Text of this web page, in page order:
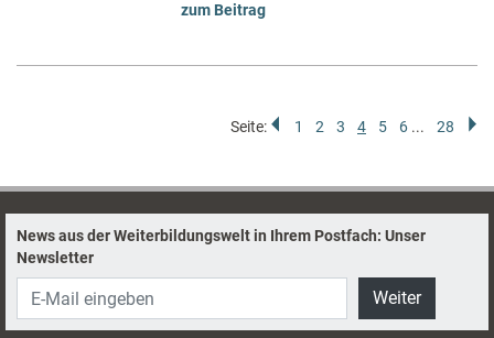
zum Beitrag
Seite: 1 2 3 4 5 6 ... 28
News aus der Weiterbildungswelt in Ihrem Postfach: Unser
Newsletter
Weiter